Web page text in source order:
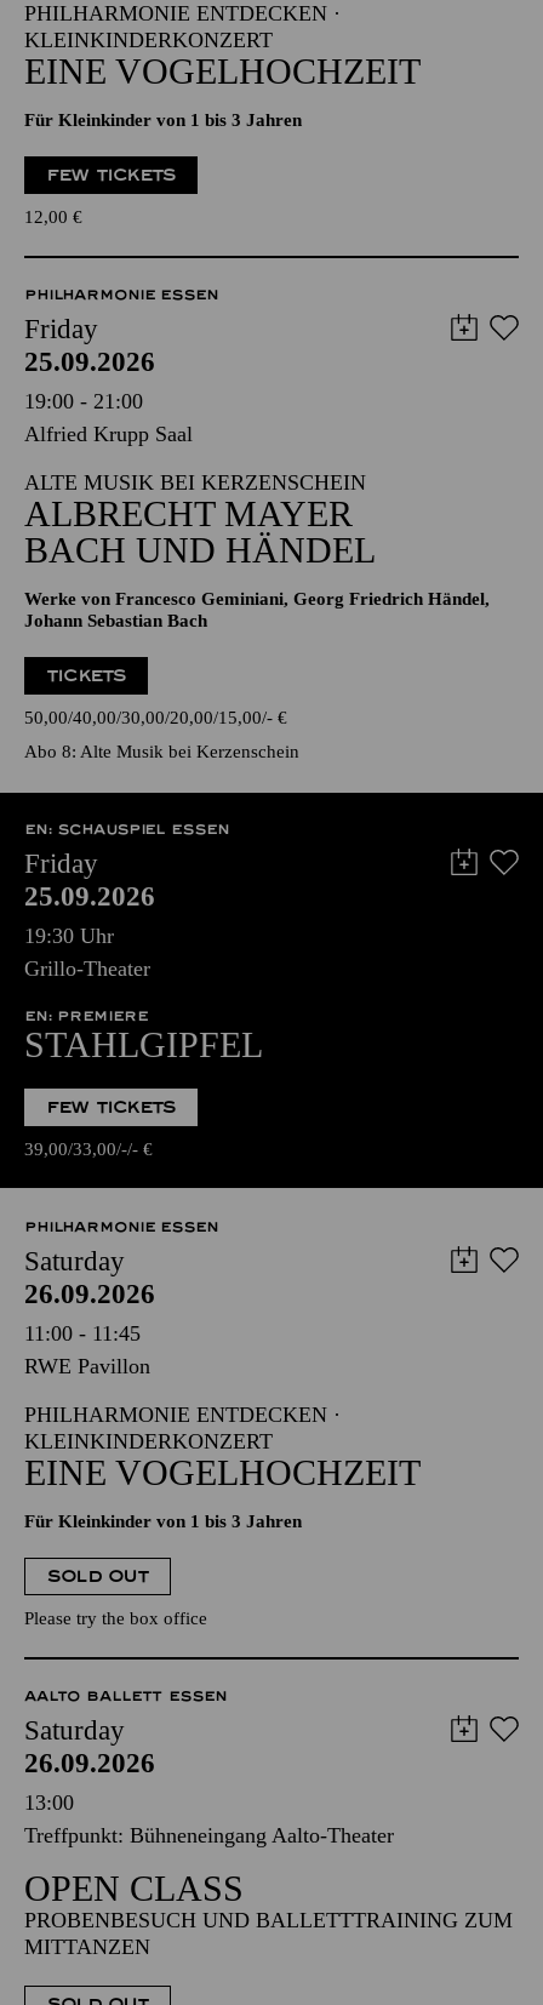
PHILHARMONIE ENTDECKEN ·
KLEINKINDERKONZERT
EINE VOGELHOCHZEIT
Für Kleinkinder von 1 bis 3 Jahren
FEW TICKETS
12,00 €
PHILHARMONIE ESSEN
Friday
25.09.2026
19:00 - 21:00
Alfried Krupp Saal
ALTE MUSIK BEI KERZENSCHEIN
ALBRECHT MAYER
BACH UND HÄNDEL
Werke von Francesco Geminiani, Georg Friedrich Händel,
Johann Sebastian Bach
TICKETS
50,00 40,00 30,00 20,00 15,00 - €
Abo 8: Alte Musik bei Kerzenschein
EN: SCHAUSPIEL ESSEN
Friday
25.09.2026
19:30 Uhr
Grillo-Theater
EN: PREMIERE
STAHLGIPFEL
FEW TICKETS
39,00 33,00 - - €
PHILHARMONIE ESSEN
Saturday
26.09.2026
11:00 - 11:45
RWE Pavillon
PHILHARMONIE ENTDECKEN ·
KLEINKINDERKONZERT
EINE VOGELHOCHZEIT
Für Kleinkinder von 1 bis 3 Jahren
SOLD OUT
Please try the box office
AALTO BALLETT ESSEN
Saturday
26.09.2026
13:00
Treffpunkt: Bühneneingang Aalto-Theater
OPEN CLASS
PROBENBESUCH UND BALLETTTRAINING ZUM
MITTANZEN